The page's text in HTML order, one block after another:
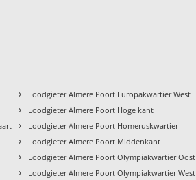
› Loodgieter Almere Poort Europakwartier West
› Loodgieter Almere Poort Hoge kant
› Loodgieter Almere Poort Homeruskwartier
› Loodgieter Almere Poort Middenkant
› Loodgieter Almere Poort Olympiakwartier Oost
› Loodgieter Almere Poort Olympiakwartier West